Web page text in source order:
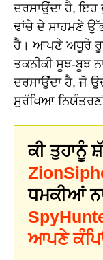
ਦਰਸਾਉਂਦਾ ਹੈ,
ਢਾਂਚੇ ਦੇ ਸਾਹਮਣੇ
ਹੈ। ਆਪਣੇ ਅਧੂਰੇ ਰੂਪ
ਤਕਨੀਕੀ ਸੂਝ-ਬੂਝ
ਦਰਸਾਉਂਦਾ ਹੈ, ਜੋ
ਸੁਰੱਖਿਆ
ਕੀ ਤੁਹਾਨੂੰ
ਧਮਕੀਆਂ
ਆਪਣੇ